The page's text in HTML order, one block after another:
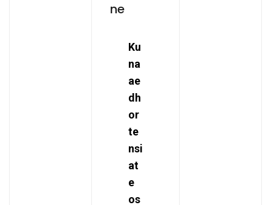
ne
Ku
na
ae
dh
or
te
nsi
at
e
os